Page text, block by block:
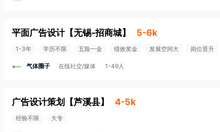
平面广告设计 【无锡-招商城】 5-6k
1-3年 学历不限 五险一金 绩效奖金 发展空间大 岗位晋升
气体圈子 在线社交/媒体 1-49人
广告设计策划 【芦溪县】 4-5k
经验不限 大专